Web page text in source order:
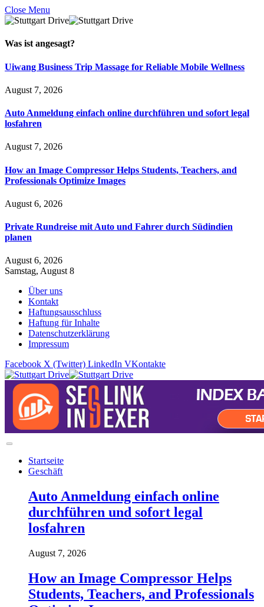
Close Menu
Was ist angesagt?
Uiwang Business Trip Massage for Reliable Mobile Wellness
August 7, 2026
Auto Anmeldung einfach online durchführen und sofort legal
losfahren
August 7, 2026
How an Image Compressor Helps Students, Teachers, and
Professionals Optimize Images
August 6, 2026
Private Rundreise mit Auto und Fahrer durch Südindien
planen
August 6, 2026
Samstag, August 8
Über uns
Kontakt
Haftungsausschluss
Haftung für Inhalte
Datenschutzerklärung
Impressum
Facebook X (Twitter) LinkedIn VKontakte
Startseite
Geschäft
Auto Anmeldung einfach online
durchführen und sofort legal
losfahren
August 7, 2026
How an Image Compressor Helps
Students, Teachers, and Professionals